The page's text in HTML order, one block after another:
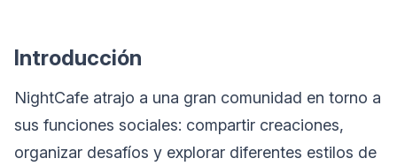
Introducción
NightCafe atrajo a una gran comunidad en torno a
sus funciones sociales: compartir creaciones,
organizar desafíos y explorar diferentes estilos de